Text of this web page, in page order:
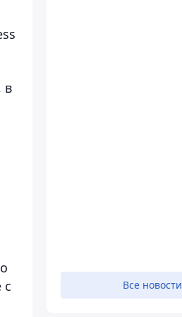
в
с
Все новости